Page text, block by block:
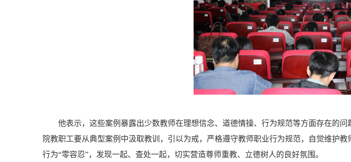
他表示，这些案例暴露出少数教师在理想信念、道德情操、行为规范等方面存在的
院教职工要从典型案例中汲取教训，引以为戒，严格遵守教师职业行为规范，自觉维护
行为“零容忍”，发现一起、查处一起，切实营造尊师重教、立德树人的良好氛围。